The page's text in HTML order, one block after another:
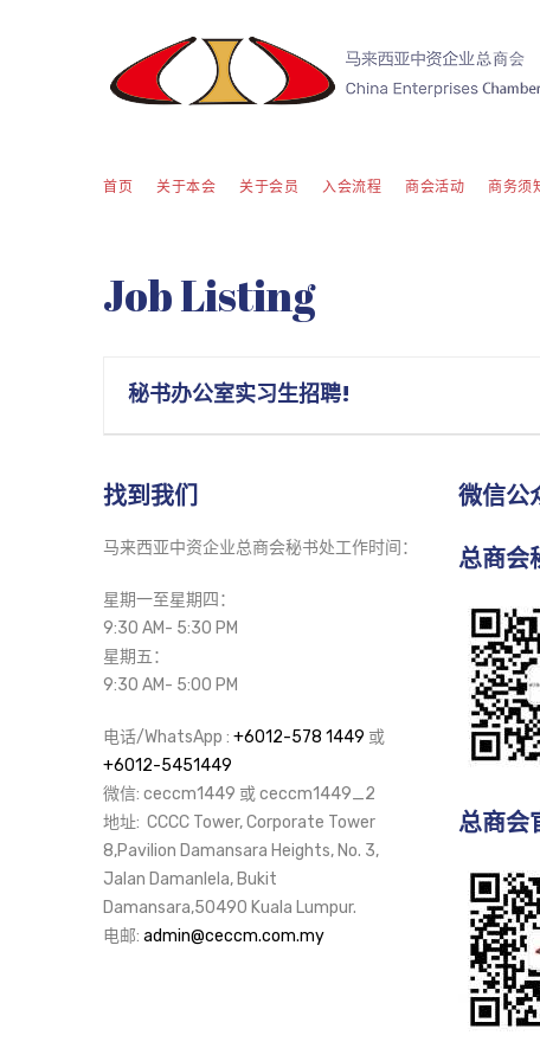
首页 关于本会 关于会员 入会流程 商会活动 商务须
Job Listing
秘书办公室实习生招聘!
找到我们
马来西亚中资企业总商会秘书处工作时间：
星期一至星期四：
9:30 AM- 5:30 PM
星期五：
9:30 AM- 5:00 PM
电话/WhatsApp : +6012-578 1449 或
+6012-5451449
微信: ceccm1449 或 ceccm1449_2
地址: CCCC Tower, Corporate Tower
8,Pavilion Damansara Heights, No. 3,
Jalan Damanlela, Bukit
Damansara,50490 Kuala Lumpur.
电邮: admin@ceccm.com.my
微信公
总商会
总商会